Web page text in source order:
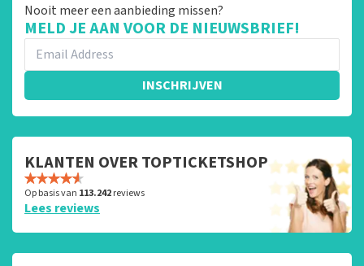
Nooit meer een aanbieding missen?
MELD JE AAN VOOR DE NIEUWSBRIEF!
INSCHRIJVEN
KLANTEN OVER TOPTICKETSHOP
Op basis van 113.242reviews
Lees reviews